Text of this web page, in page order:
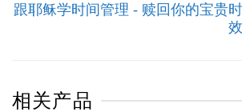
跟耶稣学时间管理 - 赎回你的宝贵
相关产品